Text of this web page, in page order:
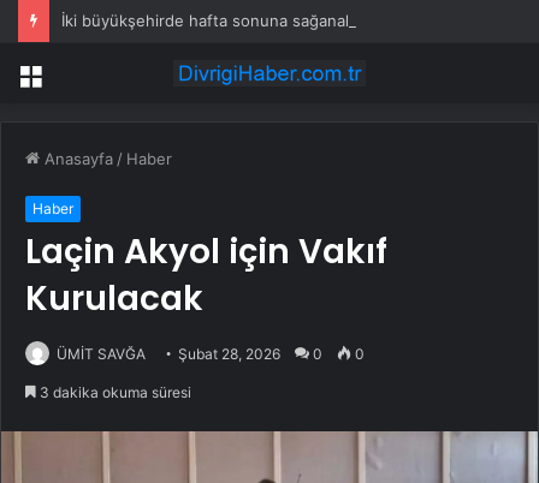
Menü
Anasayfa / Haber
Haber
Laçin Akyol için Vakıf
Kurulacak
ÜMİT SAVĞA Şubat 28, 2026 0 0
3 dakika okuma süresi